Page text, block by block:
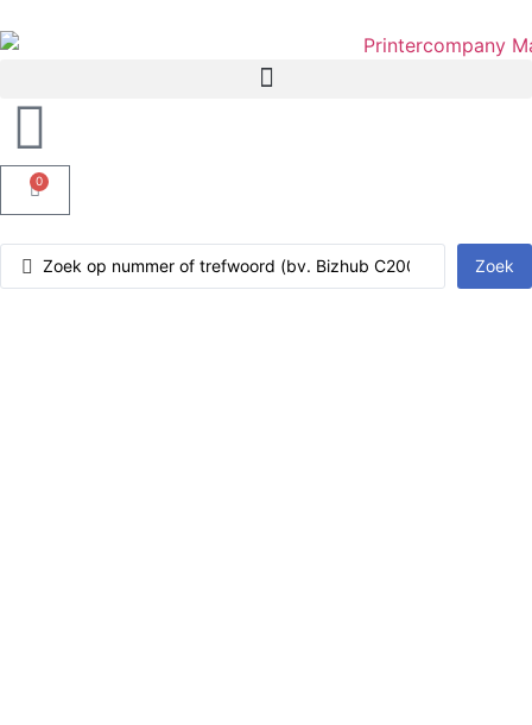
0
Zoek